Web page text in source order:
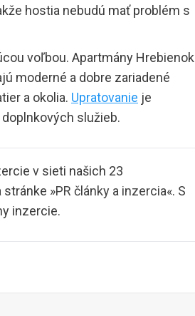
hostia nebudú mať problém s
voľbou. Apartmány Hrebienok
moderné a dobre zariadené
a okolia. Upratovanie je
služieb.
v sieti našich 23
»PR články a inzercia«. S
inzercie.